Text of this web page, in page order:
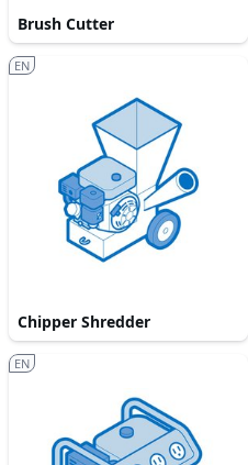
Brush Cutter
Chipper Shredder
EN
EN